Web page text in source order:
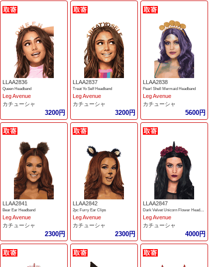
LLAA2836
Queen Headband
Leg Avenue
カチューシャ
3200円
LLAA2837
Treat Yo Self Headband
Leg Avenue
カチューシャ
3200円
LLAA2838
Pearl Shell Mermaid Headband
Leg Avenue
カチューシャ
5600円
LLAA2841
Bear Ear Headband
Leg Avenue
カチューシャ
2300円
LLAA2842
2pc Furry Ear Clips
Leg Avenue
カチューシャ
2300円
LLAA2847
Dark Velvet Unicorn Flower Headband
Leg Avenue
カチューシャ
4000円